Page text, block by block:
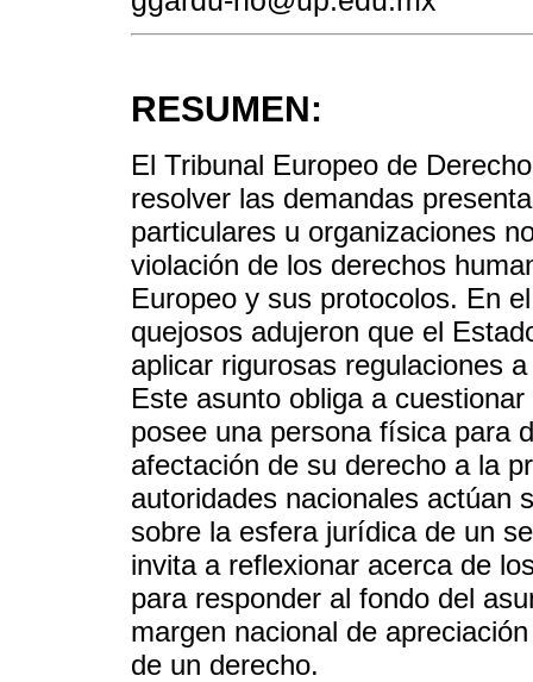
RESUMEN:
El Tribunal Europeo de
resolver las demandas
particulares u organizaciones
violación de los derechos
Europeo y sus protocolos. En
quejosos adujeron que el
aplicar rigurosas regulaciones
Este asunto obliga a
posee una persona física para
afectación de su derecho a la
autoridades nacionales actúan
sobre la esfera jurídica de un
invita a reflexionar acerca de
para responder al fondo del
margen nacional de
de un derecho.